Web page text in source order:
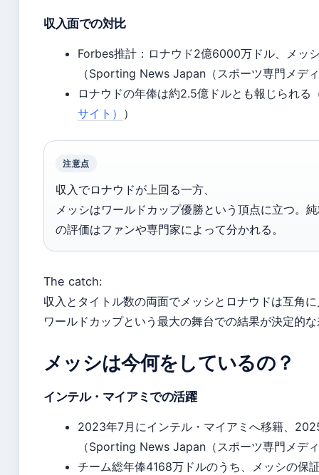
収入面での対比
Forbes推計：ロナウド2億6000万ドル、メッ
（Sporting News Japan（スポーツ専門メデ
ロナウドの年俸は約2.5億ドルとも報じられる
サイト） ）
注意点
収入でロナウドが上回る一方、
メッシはワールドカップ優勝という頂点に立つ。
の評価はファンや専門家によって分かれる。
The catch:
収入とタイトル数の両面でメッシとロナウドは互角
ワールドカップという最大の舞台での結果が決定的
メッシは今何をしているの？
インテル・マイアミでの活躍
2023年7月にインテル・マイアミへ移籍、
（Sporting News Japan（スポーツ専門メデ
チーム総年俸4168万ドルのうち、メッシの保